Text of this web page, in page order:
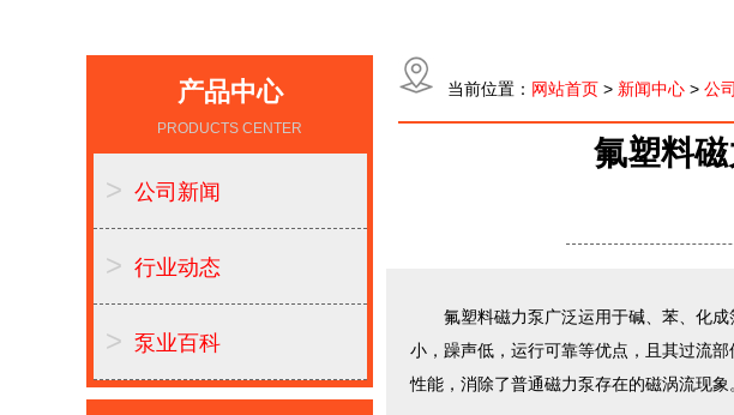
产品中心
PRODUCTS CENTER
> 公司新闻
> 行业动态
> 泵业百科
当前位置： 网站首页 > 新闻中心 > 公
氟塑料
氟塑料磁力泵广泛运用于碱、苯、化成
小，躁声低，运行可靠等优点，且其过流
性能，消除了普通磁力泵存在的磁涡流现